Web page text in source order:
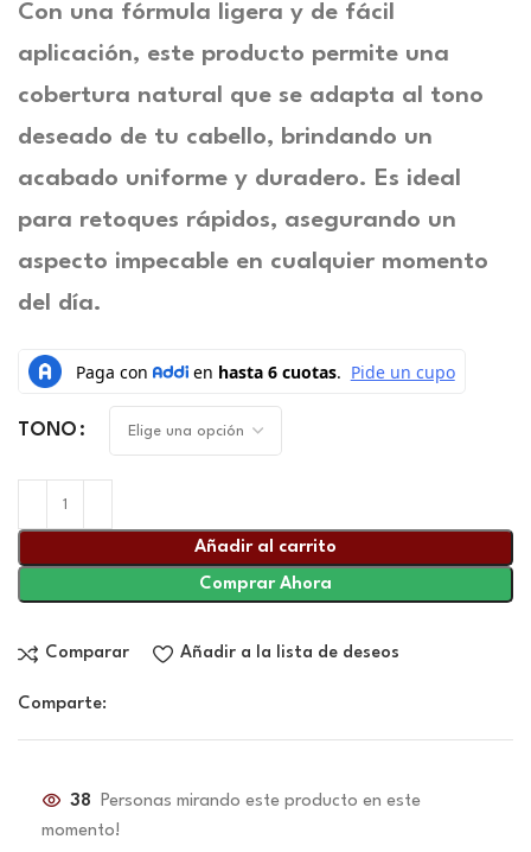
Con una fórmula ligera y de fácil
aplicación, este producto permite una
cobertura natural que se adapta al tono
deseado de tu cabello, brindando un
acabado uniforme y duradero. Es ideal
para retoques rápidos, asegurando un
aspecto impecable en cualquier momento
del día.
TONO
Añadir al carrito
Comprar Ahora
Comparar Añadir a la lista de deseos
Comparte:
38 Personas mirando este producto en este
momento!